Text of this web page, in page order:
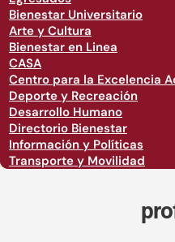
Bienestar Universitario
Arte y Cultura
Bienestar en Linea
CASA
Centro para la Excelencia
Deporte y Recreación
Desarrollo Humano
Directorio Bienestar
Información y Políticas
Transporte y Movilidad